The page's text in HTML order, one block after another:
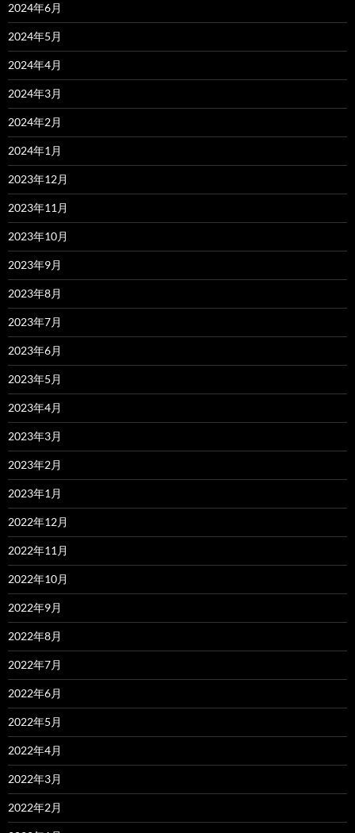
2024年6月
2024年5月
2024年4月
2024年3月
2024年2月
2024年1月
2023年12月
2023年11月
2023年10月
2023年9月
2023年8月
2023年7月
2023年6月
2023年5月
2023年4月
2023年3月
2023年2月
2023年1月
2022年12月
2022年11月
2022年10月
2022年9月
2022年8月
2022年7月
2022年6月
2022年5月
2022年4月
2022年3月
2022年2月